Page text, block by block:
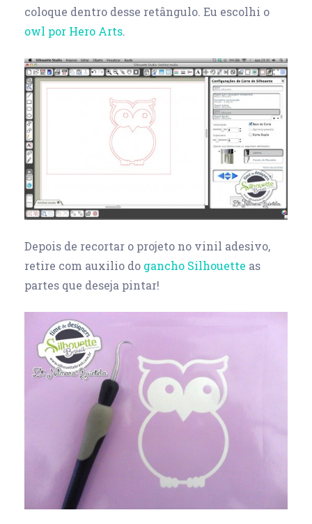
coloque dentro desse retângulo. Eu escolhi o
owl por Hero Arts.
Depois de recortar o projeto no vinil adesivo,
retire com auxilio do gancho Silhouette as
partes que deseja pintar!